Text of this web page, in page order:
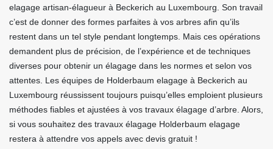
elagage artisan-élagueur à Beckerich au Luxembourg. Son travail
c’est de donner des formes parfaites à vos arbres afin qu’ils
restent dans un tel style pendant longtemps. Mais ces opérations
demandent plus de précision, de l’expérience et de techniques
diverses pour obtenir un élagage dans les normes et selon vos
attentes. Les équipes de Holderbaum elagage à Beckerich au
Luxembourg réussissent toujours puisqu’elles emploient plusieurs
méthodes fiables et ajustées à vos travaux élagage d’arbre. Alors,
si vous souhaitez des travaux élagage Holderbaum elagage
restera à attendre vos appels avec devis gratuit !